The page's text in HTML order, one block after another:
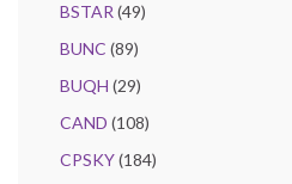
BSTAR (49)
BUNC (89)
BUQH (29)
CAND (108)
CPSKY(184)